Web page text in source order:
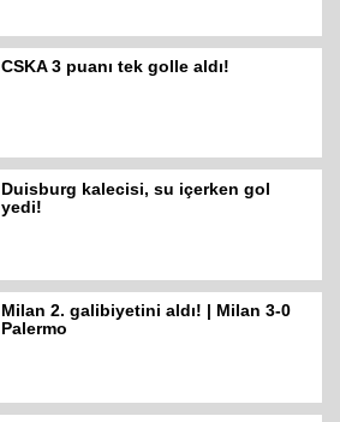
CSKA 3 puanı tek golle aldı!
Duisburg kalecisi, su içerken gol
yedi!
Milan 2. galibiyetini aldı! | Milan 3-0
Palermo